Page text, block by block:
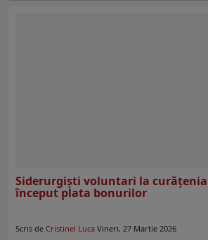
Siderurgiști voluntari la
început plata bonurilor
Scris de Cristinel Luca Vineri, 27 Martie 2026